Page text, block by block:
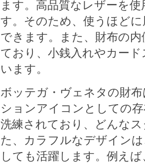
ます。高品質なレザーを
す。そのため、使うほど
できます。また、財布の
ており、小銭入れやカー
います。
ボッテガ・ヴェネタの財
ションアイコンとしての
洗練されており、どんな
た、カラフルなデザイン
しても活躍します。例え